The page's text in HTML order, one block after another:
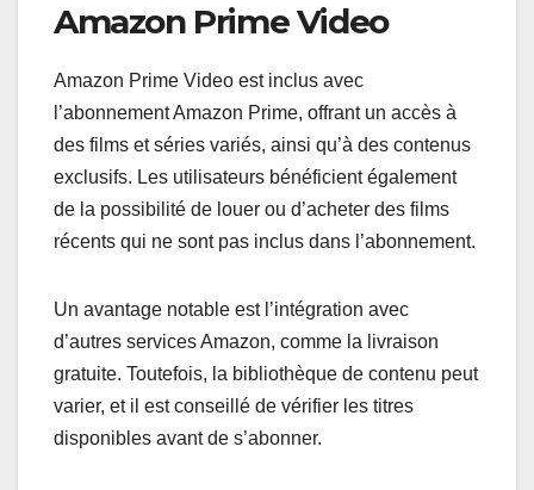
Amazon Prime Video
Amazon Prime Video est inclus avec
l’abonnement Amazon Prime, offrant un accès à
des films et séries variés, ainsi qu’à des contenus
exclusifs. Les utilisateurs bénéficient également
de la possibilité de louer ou d’acheter des films
récents qui ne sont pas inclus dans l’abonnement.
Un avantage notable est l’intégration avec
d’autres services Amazon, comme la livraison
gratuite. Toutefois, la bibliothèque de contenu peut
varier, et il est conseillé de vérifier les titres
disponibles avant de s’abonner.